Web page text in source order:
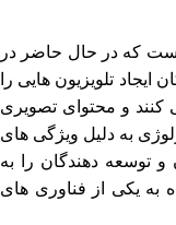
که در حال حاضر در
تلویزیون هایی را
و محتوای تصویری
به دلیل ویژگی های
توسعه دهندگان را به
به یکی از فناوری های